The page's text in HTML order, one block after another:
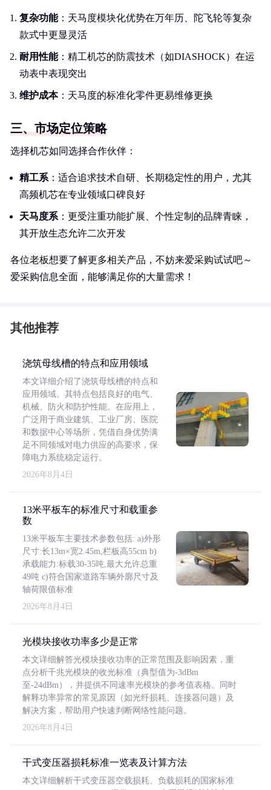
复杂功能：天马度模块化优势在万年历、陀飞轮等复杂
款式中更显灵活
耐用性能：精工机芯的防震技术（如DIASHOCK）在运
动表中表现突出
维护成本：天马度的标准化零件更易维修更换
三、市场定位策略
选择机芯如同选择合作伙伴：
精工系 ：适合追求技术自研、长期稳定性的用户，尤其
高频机芯在专业领域口碑良好
天马度系 ：更受注重功能扩展、个性定制的品牌青睐，
其开放生态允许二次开发
各位老板想要了解更多相关产品，不妨来爱采购试试吧～
爱采购信息全面，能够满足你的大量需求！
其他推荐
浇筑母线槽的特点和应用领域
本文详细介绍了浇筑母线槽的特点和
应用领域。其特点包括良好的电气、
机械、防火和防护性能。在应用上，
广泛用于商业建筑、工业厂房、医院
和数据中心等场所，凭借自身优势满
足不同领域对电力供应的高要求，保
障电力系统稳定运行。
2026年8月4日
13米平板车的标准尺寸和载重参
数
13米平板车主要技术参数包括: a)外形
尺寸:长13m×宽2.45m,栏板高55cm b)
承载能力:标载30-35吨,最大允许总重
49吨 c)符合国家道路车辆外廓尺寸及
轴荷限值标准
2026年8月4日
光模块接收功率多少是正常
本文详细解答光模块接收功率的正常范围及影响因素，重
点分析千兆光模块的收光标准（典型值为-3dBm
至-24dBm），并提供不同速率光模块的参考值表格。同时
解释功率异常的常见原因（如光纤损耗、连接器问题）及
解决方案，帮助用户快速判断网络性能问题。
2026年8月4日
干式变压器损耗标准一览表及计算方法
本文详细解析干式变压器空载损耗、负载损耗的国家标准